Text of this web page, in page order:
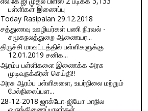
பள்ளிகள் இணைப்பு
Today Rasipalan 29.12.2018
சத்துணவு ஊழியர்கள் பணி நிரவல் -
சமூகநலத்துறை ஆணையர...
திருச்சி மாவட்டத்தில் பள்ளிகளுக்கு
12.01.2019 சனிக...
ஆரம்ப பள்ளிகளை இணைக்க அரசு
முடிவுநக்கீரன் செய்தி!!
அரசு ஆரம்ப பள்ளிகளை, உயர்நிலை மற்றும்
மேல்நிலைப்பள...
28-12-2018 ஜாக்டோ-ஜியோ மாநில
ஒருங்கிணைப்பாளர்கள் ...